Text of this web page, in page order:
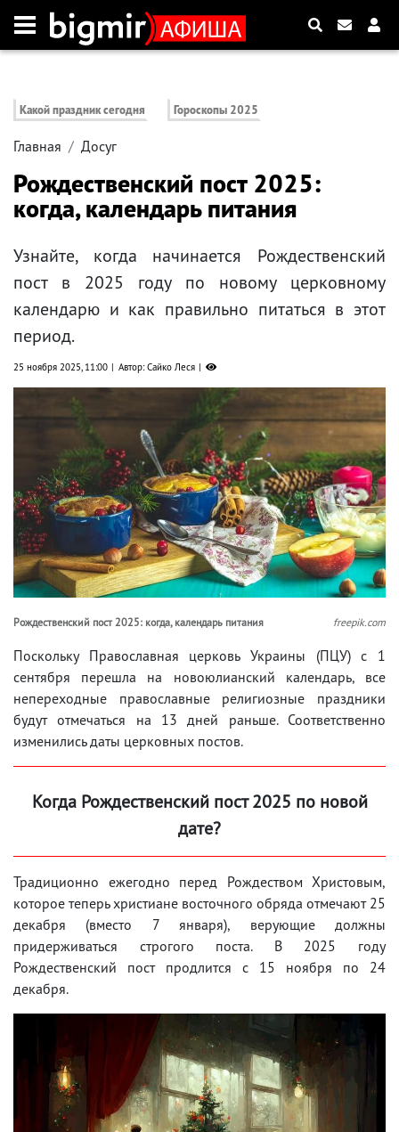
Какой праздник сегодня Гороскопы 2025
Главная Досуг
Рождественский пост 2025:
когда, календарь питания
Узнайте, когда начинается Рождественский
пост в 2025 году по новому церковному
календарю и как правильно питаться в этот
период.
25 ноября 2025, 11:00 Автор: Сайко Леся
Рождественский пост 2025: когда, календарь питания freepik.com
Поскольку Православная церковь Украины (ПЦУ) с 1
сентября перешла на новоюлианский календарь, все
непереходные православные религиозные праздники
будут отмечаться на 13 дней раньше. Соответственно
изменились даты церковных постов.
Когда Рождественский пост 2025 по новой
дате?
Традиционно ежегодно перед Рождеством Христовым,
которое теперь христиане восточного обряда отмечают 25
декабря (вместо 7 января), верующие должны
придерживаться строгого поста. В 2025 году
Рождественский пост продлится с 15 ноября по 24
декабря.